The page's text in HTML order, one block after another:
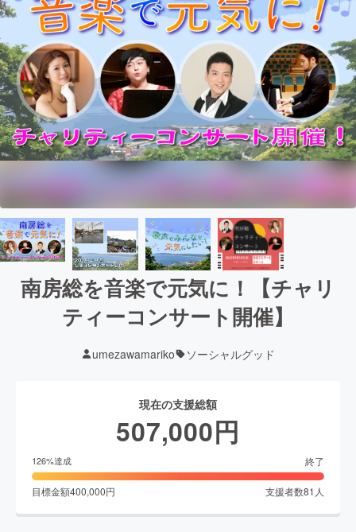
南房総を音楽で元気に！【チャリ
ティーコンサート開催】
umezawamariko ソーシャルグッド
現在の支援総額
507,000円
126%達成 終了
目標金額400,000円 支援者数81 人